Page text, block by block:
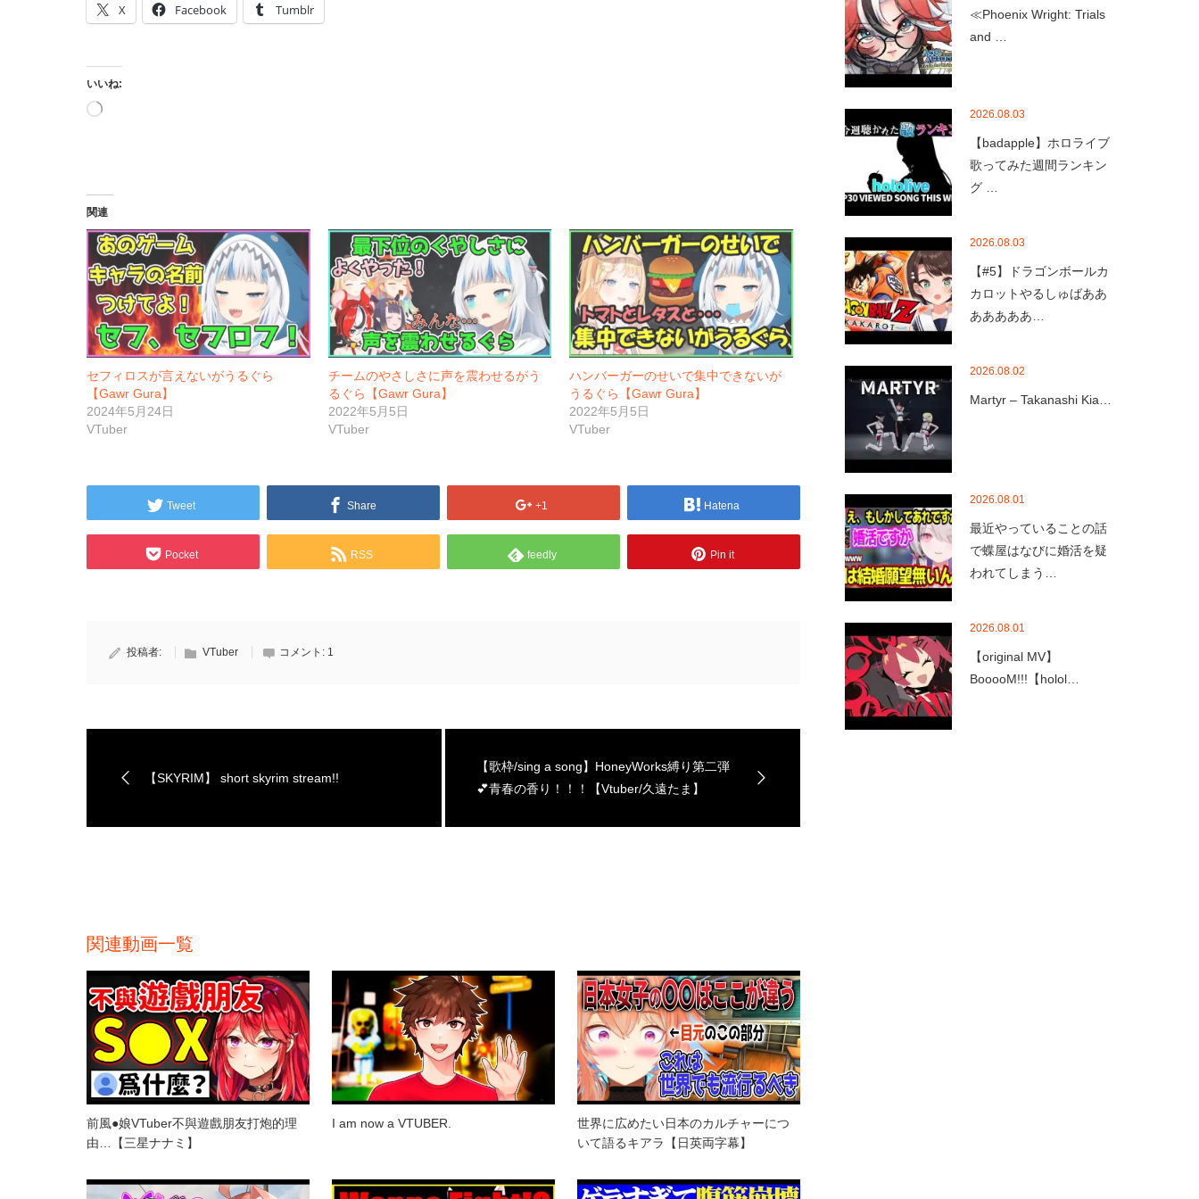
X Facebook Tumblr
いいね:
読
み
関連
セフィロスが言えないがうるぐら
【Gawr Gura】
2024年5月24日
VTuber
チームのやさしさに声を震わせるがう
るぐら【Gawr Gura】
2022年5月5日
VTuber
ハンバーガーのせいで集中できないが
うるぐら【Gawr Gura】
2022年5月5日
VTuber
Tweet Share +1 Hatena
Pocket RSS feedly Pin it
投稿者: VTuber コメント: 1
【SKYRIM】 short skyrim stream!!
【歌枠/sing a song】HoneyWorks縛り第二弾
💕青春の香り！！！【Vtuber/久遠たま】
関連動画一覧
前風●娘VTuber不與遊戲朋友打炮的理
由…【三星ナナミ】
I am now a VTUBER.
世界に広めたい日本のカルチャーにつ
いて語るキアラ【日英両字幕】
≪Phoenix Wright: Trials
and …
2026.08.03
【badapple】ホロライブ
歌ってみた週間ランキン
グ …
2026.08.03
【#5】ドラゴンボールカ
カロットやるしゅばああ
あああああ…
2026.08.02
Martyr – Takanashi Kia…
2026.08.01
最近やっていることの話
で蝶屋はなびに婚活を疑
われてしまう…
2026.08.01
【original MV】
BooooM!!!【holol…